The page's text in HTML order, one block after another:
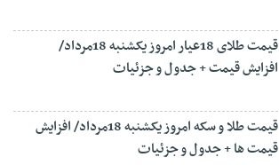
قیمت طلای 18عیار امروز یکشنبه 18مرداد/
افزایش قیمت + جدول و جزئیات
قیمت طلا و سکه امروز یکشنبه 18مرداد/ افزایش
قیمت ها + جدول و جزئیات